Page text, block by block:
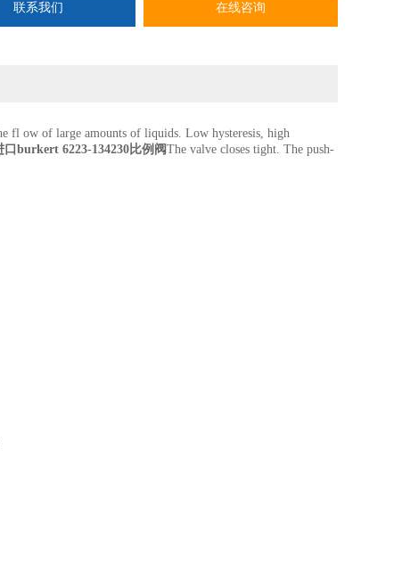
联系我们 在线咨询
fl ow of large amounts of liquids. Low hysteresis, high
口burkert 6223-134230比例阀The valve closes tight. The push-